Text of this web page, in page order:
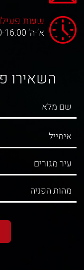
שעות
א‘-ה‘ 08:00-16:00
השאירו